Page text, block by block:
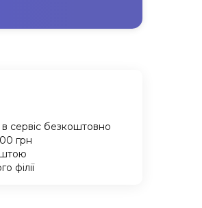
сервіс безкоштовно
грн
філії